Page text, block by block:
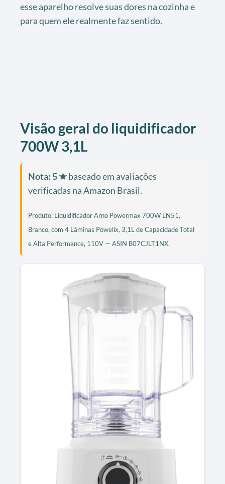
esse aparelho resolve suas dores na cozinha e
para quem ele realmente faz sentido.
Visão geral do liquidificador
700W 3,1L
Nota: 5 ★baseado em avaliações
verificadas na Amazon Brasil.
Produto: Liquidificador Arno Powermax 700W LN51,
Branco, com 4 Lâminas Powelix, 3,1L de Capacidade Total
e Alta Performance, 110V — ASIN B07CJLT1NX.